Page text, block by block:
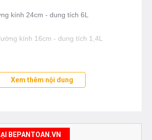
kính 24cm - dung tích 6L
kính 16cm - dung tích 1,4L
Xem thêm nội dung
BEPANTOAN.VN